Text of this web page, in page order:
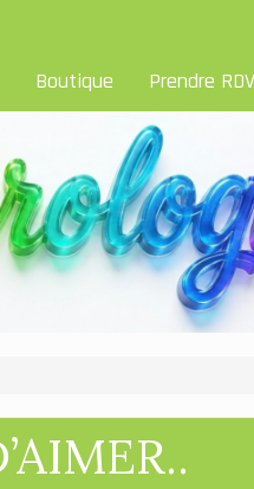
Boutique Prendre RDV